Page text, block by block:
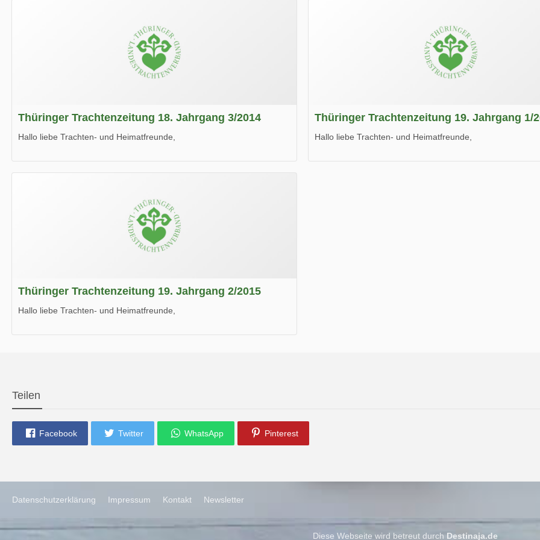
Thüringer Trachtenzeitung 18. Jahrgang 3/2014
Hallo liebe Trachten- und Heimatfreunde,
Wir wünschen Euch viel Spaß beim Lesen.
Thüringer Trachtenzeitung 19. Jahrgang 1/
Hallo liebe Trachten- und Heimatfreunde,
Thüringer Trachtenzeitung 19. Jahrgang 2/2015
Hallo liebe Trachten- und Heimatfreunde,
Teilen
Facebook Twitter WhatsApp Pinterest
Datenschutzerklärung Impressum Kontakt Newsletter
Diese Webseite wird betreut durch Destinaja.de